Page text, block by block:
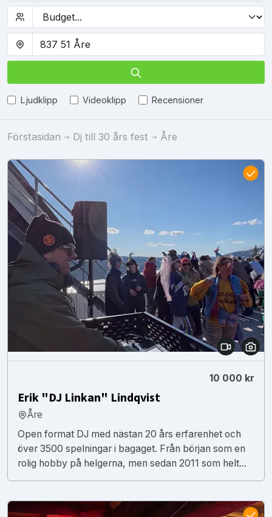
Ljudklipp Videoklipp Recensioner
Förstasidan Dj till 30 års fest Åre
10 000 kr
Erik "DJ Linkan" Lindqvist
Åre
Open format DJ med nästan 20 års erfarenhet och
över 3500 spelningar i bagaget. Från början som en
rolig hobby på helgerna, men sedan 2011 som helt...